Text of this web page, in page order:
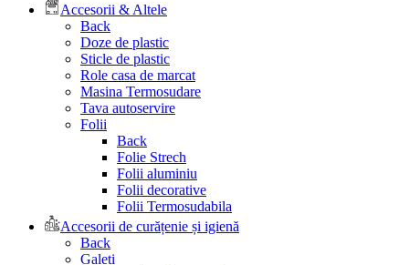
Accesorii & Altele
Back
Doze de plastic
Sticle de plastic
Role casa de marcat
Masina Termosudare
Tava autoservire
Folii
Back
Folie Strech
Folii aluminiu
Folii decorative
Folii Termosudabila
Accesorii de curățenie și igienă
Back
Galeti